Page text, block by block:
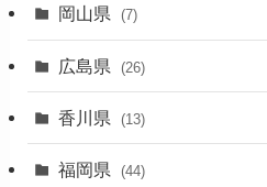
(1)
岡山県 (7)
広島県 (26)
香川県 (13)
福岡県 (44)